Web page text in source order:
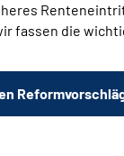
fassen die